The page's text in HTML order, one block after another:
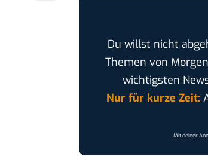
Du willst nicht
Themen von
wichtigsten
Nur für kurze Zeit:
Mit deiner